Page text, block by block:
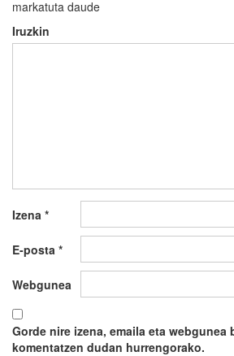
markatuta daude
Iruzkin
Izena *
E-posta *
Webgunea
Gorde nire izena, emaila eta webgunea
komentatzen dudan hurrengorako.